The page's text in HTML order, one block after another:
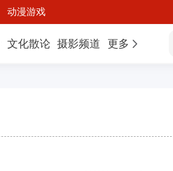
动漫游戏
文化散论 摄影频道 更多